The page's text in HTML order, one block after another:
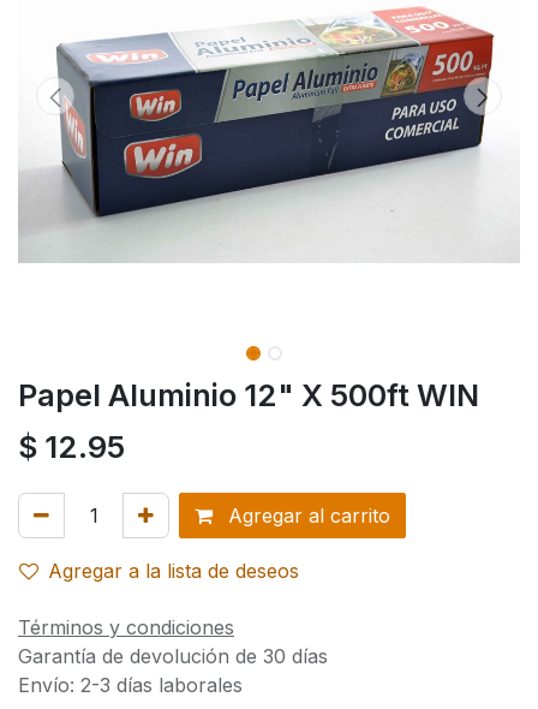
Papel Aluminio 12" X 500ft WIN
$ 12.95
Agregar al carrito
Agregar a la lista de deseos
Términos y condiciones
Garantía de devolución de 30 días
Envío: 2-3 días laborales